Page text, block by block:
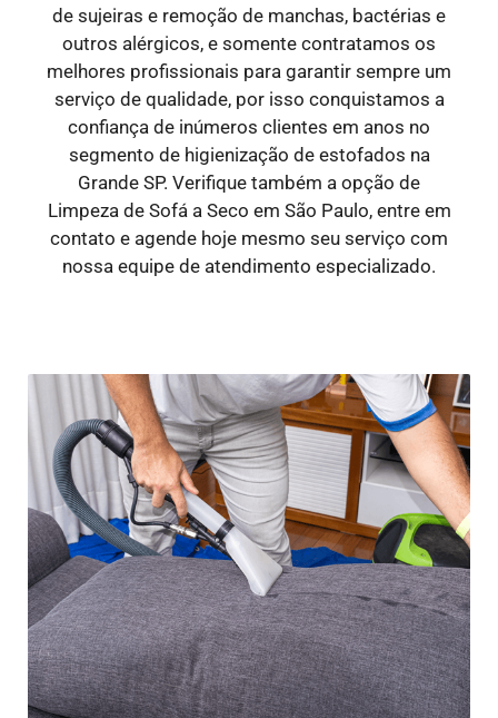
de sujeiras e remoção de manchas, bactérias e
outros alérgicos, e somente contratamos os
melhores profissionais para garantir sempre um
serviço de qualidade, por isso conquistamos a
confiança de inúmeros clientes em anos no
segmento de higienização de estofados na
Grande SP. Verifique também a opção de
Limpeza de Sofá a Seco em São Paulo, entre em
contato e agende hoje mesmo seu serviço com
nossa equipe de atendimento especializado.